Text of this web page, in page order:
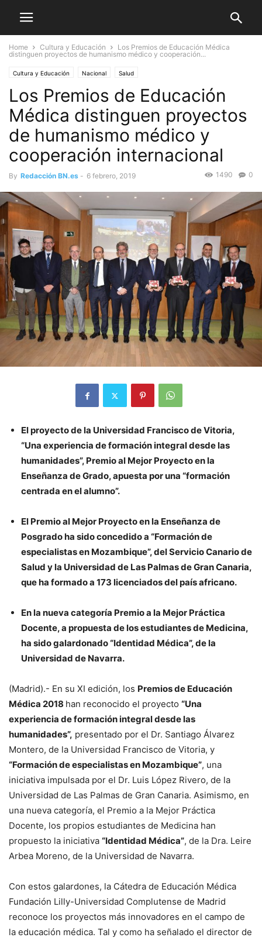
Home Cultura y Educación
Los Premios de Educación Médica
distinguen proyectos de humanismo médico y cooperación...
Cultura y Educación Nacional Salud
Los Premios de Educación
Médica distinguen proyectos
de humanismo médico y
cooperación internacional
By Redacción BN.es - 6 febrero, 2019 0
1490
El proyecto de la Universidad Francisco de Vitoria,
“Una experiencia de formación integral desde las
humanidades”, Premio al Mejor Proyecto en la
Enseñanza de Grado, apuesta por una “formación
centrada en el alumno”.
El Premio al Mejor Proyecto en la Enseñanza de
Posgrado ha sido concedido a “Formación de
especialistas en Mozambique”, del Servicio Canario de
Salud y la Universidad de Las Palmas de Gran Canaria,
que ha formado a 173 licenciados del país africano.
En la nueva categoría Premio a la Mejor Práctica
Docente, a propuesta de los estudiantes de Medicina,
ha sido galardonado “Identidad Médica”, de la
Universidad de Navarra.
(Madrid).- En su XI edición, los Premios de Educación
Médica 2018 han reconocido el proyecto “Una
experiencia de formación integral desde las
humanidades”, presentado por el Dr. Santiago Álvarez
Montero, de la Universidad Francisco de Vitoria, y
“Formación de especialistas en Mozambique”, una
iniciativa impulsada por el Dr. Luis López Rivero, de la
Universidad de Las Palmas de Gran Canaria. Asimismo, en
una nueva categoría, el Premio a la Mejor Práctica
Docente, los propios estudiantes de Medicina han
propuesto la iniciativa “Identidad Médica”, de la Dra. Leire
Arbea Moreno, de la Universidad de Navarra.
Con estos galardones, la Cátedra de Educación Médica
Fundación Lilly-Universidad Complutense de Madrid
reconoce los proyectos más innovadores en el campo de
la educación médica. Tal y como ha señalado el director de